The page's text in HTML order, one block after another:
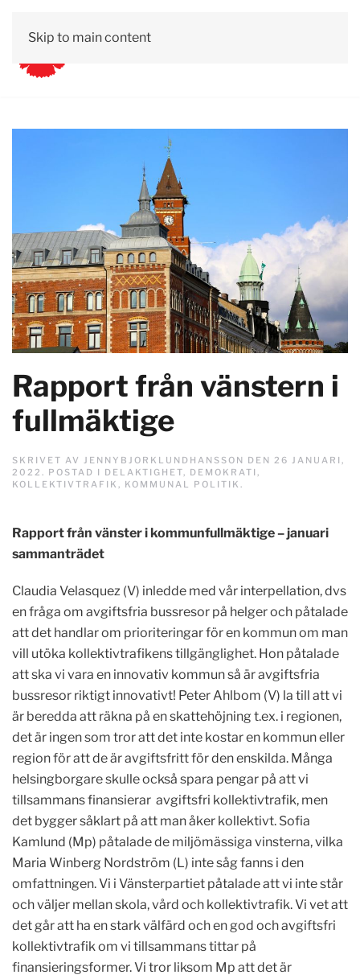
Skip to main content
Rapport från vänstern i
fullmäktige
SKRIVET AV JENNYBJORKLUNDHANSSON DEN 26 JANUARI,
2022 . POSTAD I DELAKTIGHET, DEMOKRATI ,
KOLLEKTIVTRAFIK , KOMMUNAL POLITIK .
Rapport från vänster i kommunfullmäktige – januari
sammanträdet
Claudia Velasquez (V) inledde med vår interpellation, dvs
en fråga om avgiftsfria bussresor på helger och påtalade
att det handlar om prioriteringar för en kommun om man
vill utöka kollektivtrafikens tillgänglighet. Hon påtalade
att ska vi vara en innovativ kommun så är avgiftsfria
bussresor riktigt innovativt! Peter Ahlbom (V) la till att vi
är beredda att räkna på en skattehöjning t.ex. i regionen,
det är ingen som tror att det inte kostar en kommun eller
region för att de är avgiftsfritt för den enskilda. Många
helsingborgare skulle också spara pengar på att vi
tillsammans finansierar avgiftsfri kollektivtrafik, men
det bygger såklart på att man åker kollektivt. Sofia
Kamlund (Mp) påtalade de miljömässiga vinsterna, vilka
Maria Winberg Nordström (L) inte såg fanns i den
omfattningen. Vi i Vänsterpartiet påtalade att vi inte står
och väljer mellan skola, vård och kollektivtrafik. Vi vet att
det går att ha en stark välfärd och en god och avgiftsfri
kollektivtrafik om vi tillsammans tittar på
finansieringsformer. Vi tror liksom Mp att det är